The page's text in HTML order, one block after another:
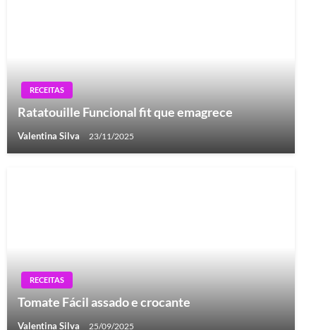
RECEITAS
Ratatouille Funcional fit que emagrece
Valentina Silva 23/11/2025
RECEITAS
Tomate Fácil assado e crocante
Valentina Silva 25/09/2025